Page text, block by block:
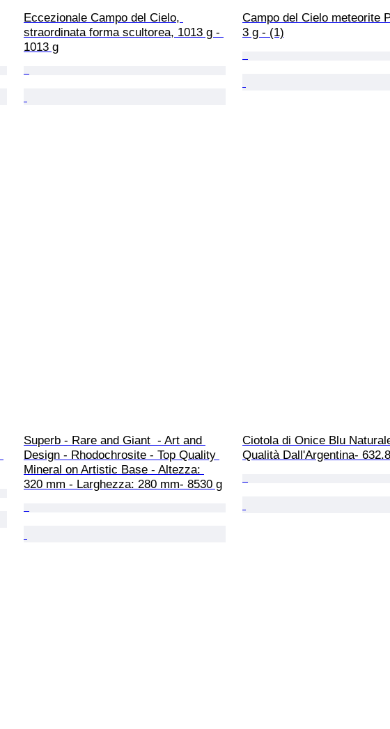
Eccezionale Campo del Cielo,
straordinata forma scultorea, 1013 g -
1013 g
Campo del Cielo meteorite
3 g - (1)
Superb - Rare and Giant  - Art and
Design - Rhodochrosite - Top Quality
Mineral on Artistic Base - Altezza:
320 mm - Larghezza: 280 mm- 8530 g
Ciotola di Onice Blu
Qualità Dall'Argentina-